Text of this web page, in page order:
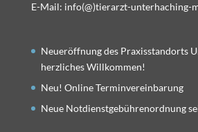
E-Mail: info(@)tierarzt-unterhaching-
Neueröffnung des Praxisstandorts
herzliches Willkommen!
Neu! Online Terminvereinbarung
Neue Notdienstgebührenordnung